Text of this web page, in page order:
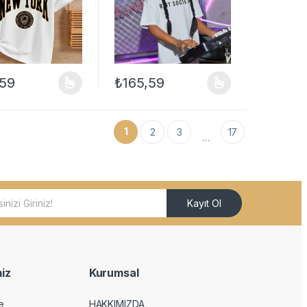
ürün sayfasından seçilebilir
birden fazla varyasyonu var. Seçenekler ürün sayfasından
₺165,59
Bu ürünün birden fazla varyasyonu var.
1 2 3 … 17
Kayıt Ol
Kurumsal
HAKKIMIZDA